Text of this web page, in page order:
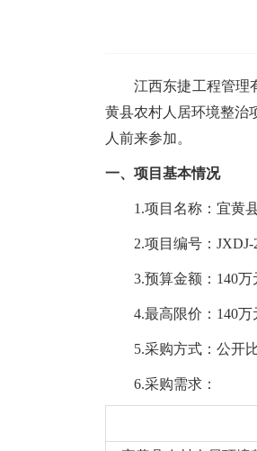
江西东捷工程管理
黄县农村人居环境整治
人前来参加。
一、项目基本情况
1.项目名称： 宜黄
2.项目编号： JXDJ-
3.预算金额： 140万
4.最高限价： 140万
5.采购方式： 公开
6.采购需求：